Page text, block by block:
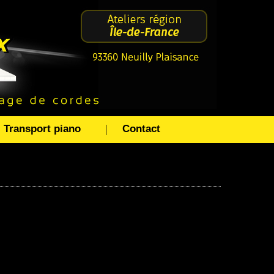
Transport piano Contact